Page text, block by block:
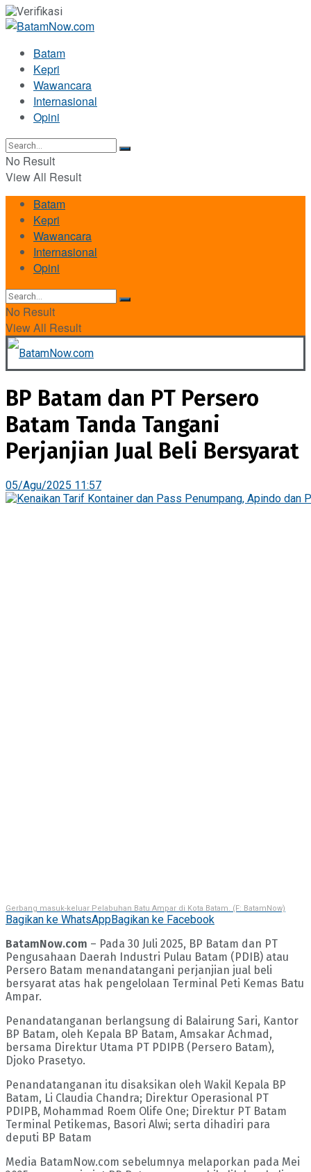
Batam
Kepri
Wawancara
Internasional
Opini
No Result
View All Result
Batam
Kepri
Wawancara
Internasional
Opini
No Result
View All Result
BP Batam dan PT Persero
Batam Tanda Tangani
Perjanjian Jual Beli Bersyarat
05/Agu/2025 11:57
Gerbang masuk-keluar Pelabuhan Batu Ampar di Kota Batam. (F: BatamNow)
Bagikan ke WhatsAppBagikan ke Facebook
BatamNow.com – Pada 30 Juli 2025, BP Batam dan PT
Pengusahaan Daerah Industri Pulau Batam (PDIB) atau
Persero Batam menandatangani perjanjian jual beli
bersyarat atas hak pengelolaan Terminal Peti Kemas Batu
Ampar.
Penandatanganan berlangsung di Balairung Sari, Kantor
BP Batam, oleh Kepala BP Batam, Amsakar Achmad,
bersama Direktur Utama PT PDIPB (Persero Batam),
Djoko Prasetyo.
Penandatanganan itu disaksikan oleh Wakil Kepala BP
Batam, Li Claudia Chandra; Direktur Operasional PT
PDIPB, Mohammad Roem Olife One; Direktur PT Batam
Terminal Petikemas, Basori Alwi; serta dihadiri para
deputi BP Batam
Media BatamNow.com sebelumnya melaporkan pada Mei